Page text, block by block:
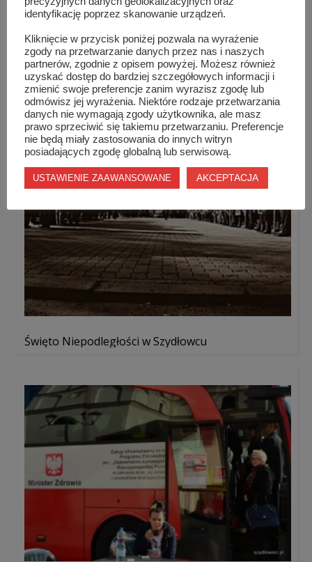
Zapraszamy na święto miasta – XII Szydłowiec...
Święto Niepodległości w Szydłowcu
identyfikację poprzez skanowanie urządzeń.
Kliknięcie w przycisk poniżej pozwala na wyrażenie
zgody na przetwarzanie danych przez nas i naszych
partnerów, zgodnie z opisem powyżej. Możesz również
uzyskać dostęp do bardziej szczegółowych informacji i
zmienić swoje preferencje zanim wyrazisz zgodę lub
odmówisz jej wyrażenia. Niektóre rodzaje przetwarzania
danych nie wymagają zgody użytkownika, ale masz
prawo sprzeciwić się takiemu przetwarzaniu. Preferencje
nie będą miały zastosowania do innych witryn
posiadających zgodę globalną lub serwisową.
USTAWIENIE ZAAWANSOWANE AKCEPTACJA